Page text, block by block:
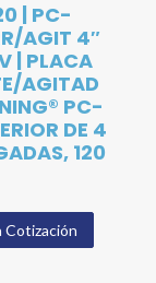
| PC-
AGIT 4″
| PLACA
AGITAD
PC-
DE 4
120
Cotización